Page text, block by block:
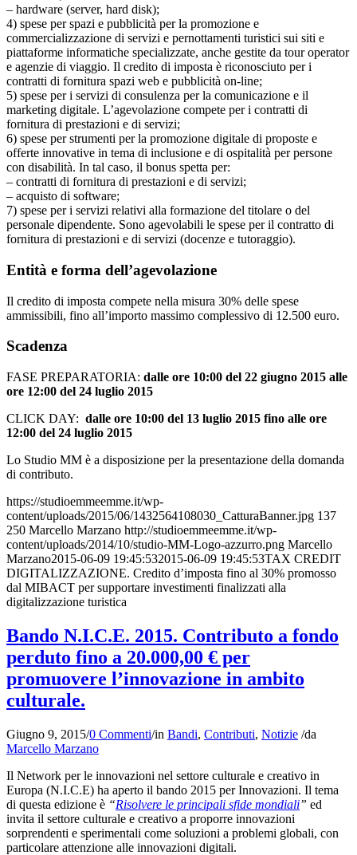
– hardware (server, hard disk);
4) spese per spazi e pubblicità per la promozione e
commercializzazione di servizi e pernottamenti turistici sui siti e
piattaforme informatiche specializzate, anche gestite da tour operator
e agenzie di viaggio. Il credito di imposta è riconosciuto per i
contratti di fornitura spazi web e pubblicità on-line;
5) spese per i servizi di consulenza per la comunicazione e il
marketing digitale. L’agevolazione compete per i contratti di
fornitura di prestazioni e di servizi;
6) spese per strumenti per la promozione digitale di proposte e
offerte innovative in tema di inclusione e di ospitalità per persone
con disabilità. In tal caso, il bonus spetta per:
– contratti di fornitura di prestazioni e di servizi;
– acquisto di software;
7) spese per i servizi relativi alla formazione del titolare o del
personale dipendente. Sono agevolabili le spese per il contratto di
fornitura di prestazioni e di servizi (docenze e tutoraggio).
Entità e forma dell’agevolazione
Il credito di imposta compete nella misura 30% delle spese
ammissibili, fino all’importo massimo complessivo di 12.500 euro.
Scadenza
FASE PREPARATORIA: dalle ore 10:00 del 22 giugno 2015 alle
ore 12:00 del 24 luglio 2015
CLICK DAY: dalle ore 10:00 del 13 luglio 2015 fino alle ore
12:00 del 24 luglio 2015
Lo Studio MM è a disposizione per la presentazione della domanda
di contributo.
https://studioemmeemme.it/wp-
content/uploads/2015/06/1432564108030_CatturaBanner.jpg 137
250 Marcello Marzano http://studioemmeemme.it/wp-
content/uploads/2014/10/studio-MM-Logo-azzurro.png Marcello
Marzano2015-06-09 19:45:532015-06-09 19:45:53TAX CREDIT
DIGITALIZZAZIONE. Credito d’imposta fino al 30% promosso
dal MIBACT per supportare investimenti finalizzati alla
digitalizzazione turistica
Bando N.I.C.E. 2015. Contributo a fondo
perduto fino a 20.000,00 € per
promuovere l’innovazione in ambito
culturale.
Giugno 9, 2015/0 Commenti/in Bandi, Contributi, Notizie /da
Marcello Marzano
Il Network per le innovazioni nel settore culturale e creativo in
Europa (N.I.C.E) ha aperto il bando 2015 per Innovazioni. Il tema
di questa edizione è “Risolvere le principali sfide mondiali” ed
invita il settore culturale e creativo a proporre innovazioni
sorprendenti e sperimentali come soluzioni a problemi globali, con
particolare attenzione alle innovazioni digitali.